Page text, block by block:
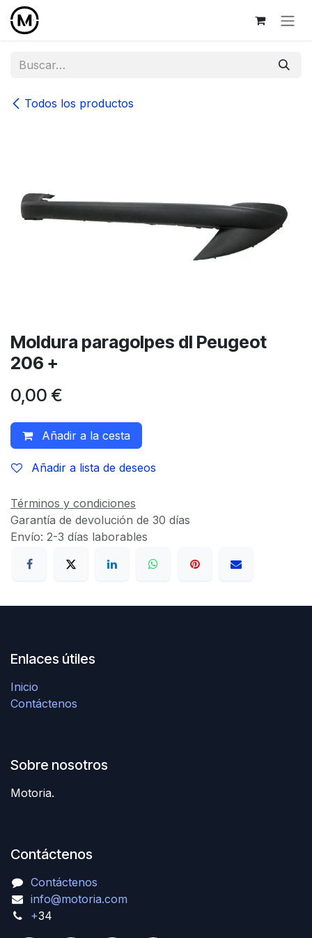
Ir al contenido
Todos los productos
Moldura paragolpes dl Peugeot
206 +
0,00 €
Añadir a la cesta
Añadir a lista de deseos
Términos y condiciones
Garantía de devolución de 30 días
Envío: 2-3 días laborables
Enlaces útiles
Inicio
Contáctenos
Sobre nosotros
Motoria.
Contáctenos
Contáctenos
info@motoria.com
+34